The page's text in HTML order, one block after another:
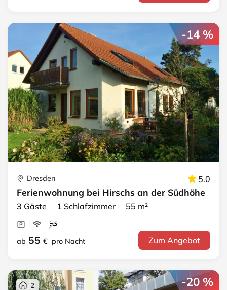
-14 %
Dresden 5.0
Ferienwohnung bei Hirschs an der Südhöhe
3 Gäste 1 Schlafzimmer 55 m²
ab 55 € pro Nacht Zum Angebot
-20 %
2